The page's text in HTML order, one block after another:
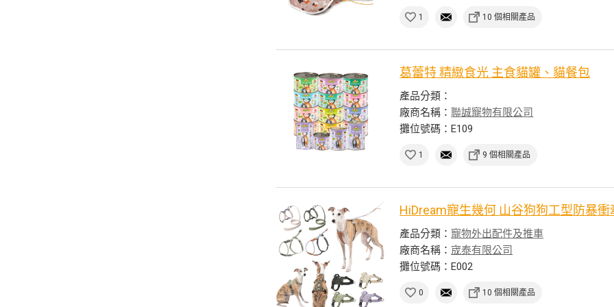
1 10 個相關產品
葛蕾特 精緻食光 主食貓罐、貓餐包
產品分類：
廠商名稱：聯誠寵物有限公司
攤位號碼：E109
1 9 個相關產品
HiDream寵生幾何 山谷狗狗工型防暴衝
產品分類：寵物外出配件及推車
廠商名稱： 宬泰有限公司
攤位號碼：E002
0 10 個相關產品